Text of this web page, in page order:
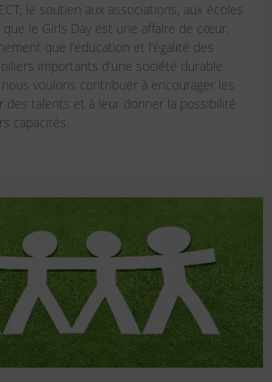
le soutien aux associations, aux écoles
le Girls Day est une affaire de cœur.
que l’éducation et l’égalité des
importants d’une société durable.
voulons contribuer à encourager les
des talents et à leur donner la possibilité
capacités.